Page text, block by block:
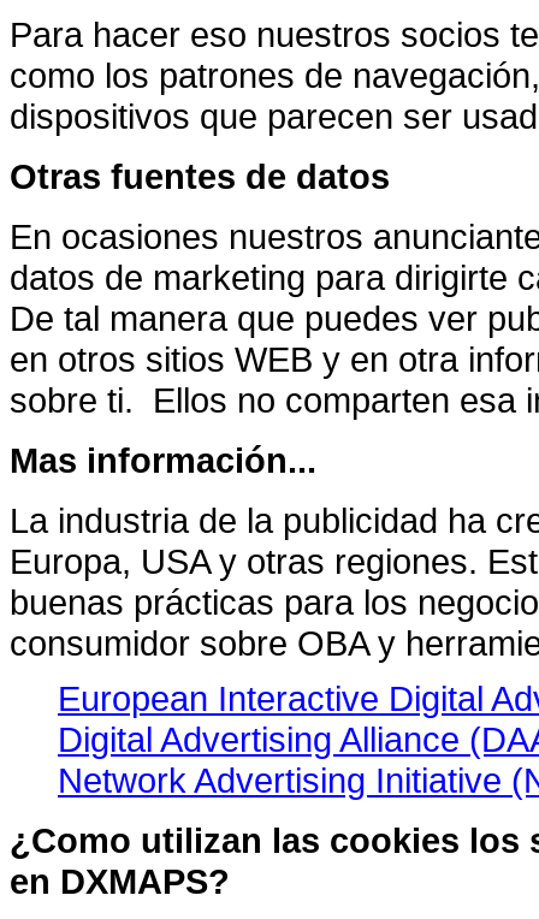
Para hacer eso nuestros socios
como los patrones de
dispositivos que parecen ser
Otras fuentes de datos
En ocasiones nuestros
datos de marketing para dirigirte
De tal manera que puedes ver
en otros sitios WEB y en otra
sobre ti. Ellos no comparten esa
Mas información...
La industria de la publicidad ha
Europa, USA y otras regiones.
buenas prácticas para los
consumidor sobre OBA y
European Interactive Digital
Digital Advertising Alliance
Network Advertising Initiative
¿Como utilizan las cookies
en DXMAPS?